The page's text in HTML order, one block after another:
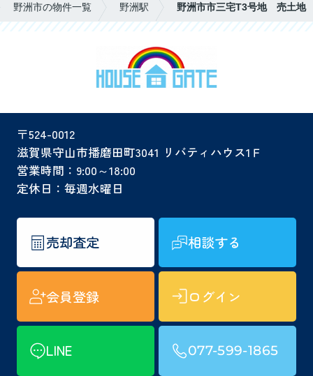
野洲市の物件一覧 野洲駅 野洲市市三宅T3号地 売土地
〒524-0012
滋賀県守山市播磨田町3041 リバティハウス1Ｆ
営業時間：9:00～18:00
定休日：毎週水曜日
売却査定 相談する
会員登録 ログイン
LINE 077-599-1865